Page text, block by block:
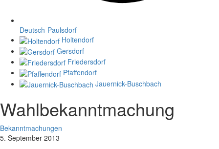
Deutsch-Paulsdorf
Holtendorf
Gersdorf
Friedersdorf
Pfaffendorf
Jauernick-Buschbach
Wahlbekanntmachung
Bekanntmachungen
5. September 2013